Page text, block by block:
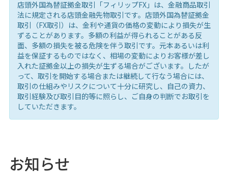
店頭外国為替証拠金取引「フィリップFX」は、金融商品取引
法に規定される店頭金融先物取引です。店頭外国為替証拠金
取引（FX取引）は、金利や通貨の価格の変動により損失が生
ずることがあります。多額の利益が得られることがある反
面、多額の損失を被る危険を伴う取引です。元本あるいは利
益を保証するものではなく、相場の変動によりお客様が差し
入れた証拠金以上の損失が生ずる場合がございます。したが
って、取引を開始する場合または継続して行なう場合には、
取引の仕組みやリスクについて十分に研究し、自己の資力、
取引経験及び取引目的等に照らし、ご自身の判断でお取引を
していただきます。
お知らせ